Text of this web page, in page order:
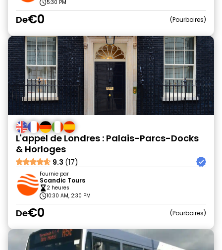
5:30 PM
De€0 Pourboires
L'appel de Londres : Palais-Parcs-Docks
& Horloges
9.3 (17)
Fournie par
Scandic Tours
2 heures
10:30 AM, 2:30 PM
De€0 Pourboires